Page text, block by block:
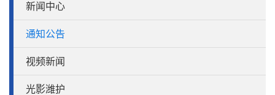
新闻中心
通知公告
视频新闻
光影潍护